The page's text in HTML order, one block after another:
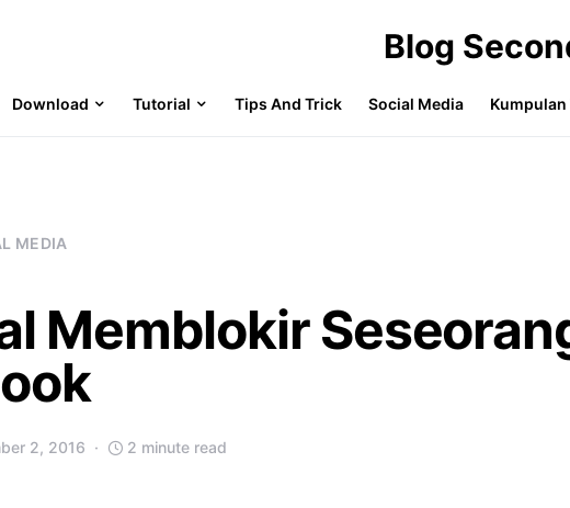
Blog
Download Tutorial Tips And Trick Social Media
MEDIA
Memblokir
2, 2016 2 minute read